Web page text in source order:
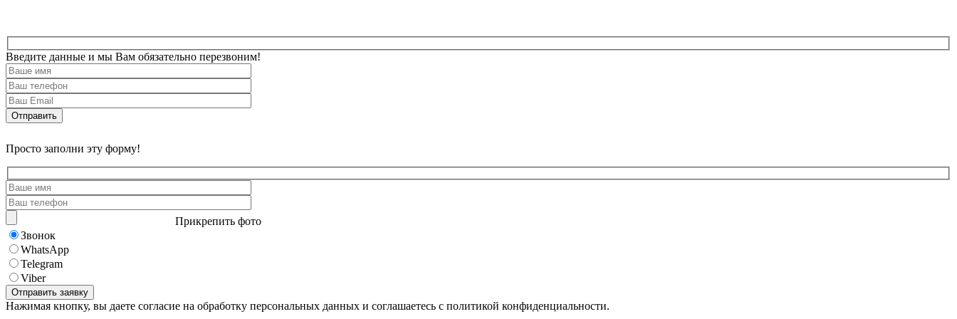
Введите данные и мы Вам обязательно перезвоним!
Просто заполни эту форму!
Прикрепить фото
Звонок
WhatsApp
Telegram
Viber
Нажимая кнопку, вы даете согласие на обработку персональных данных и соглашаетесь с политикой конфиденциальности.